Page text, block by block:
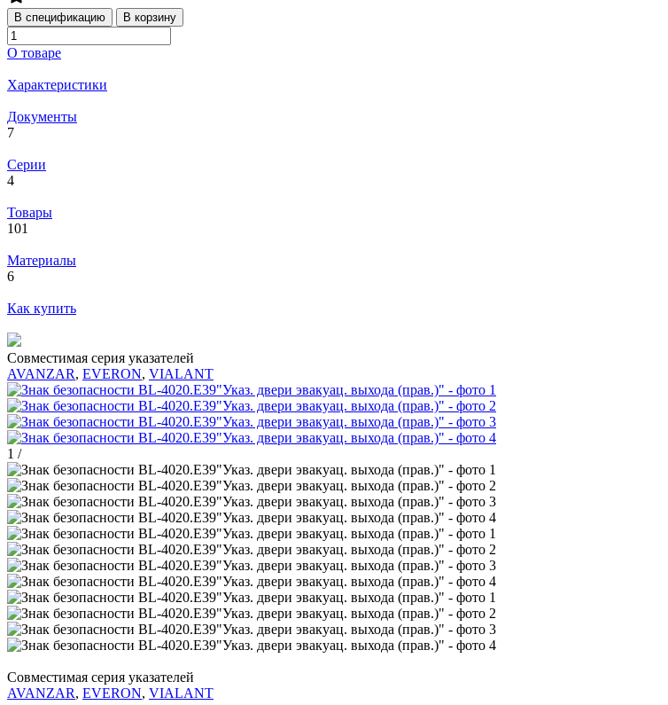
В спецификацию В корзину
О товаре
Характеристики
Документы
7
Серии
4
Товары
101
Материалы
6
Как купить
Совместимая серия указателей
AVANZAR, EVERON, VIALANT
1 /
Совместимая серия указателей
AVANZAR, EVERON, VIALANT